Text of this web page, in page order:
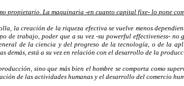
propietario. La maquinaria -en cuanto capital fixe- lo pone
la creación de la riqueza efectiva se vuelve menos
de trabajo, poder que a su vez -su powerful effectiveness-
de la ciencia y del progreso de la tecnología, o de la
demás, está a su vez en relación con el desarrollo de la
sino que más bien el hombre se comporta como
de las actividades humanas y el desarrollo del comercio